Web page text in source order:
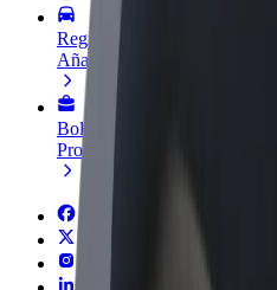
Registrarse como propietario
Añade tu flota a Bolt y
Bolt para empresas
Productos y servicios de Bolt